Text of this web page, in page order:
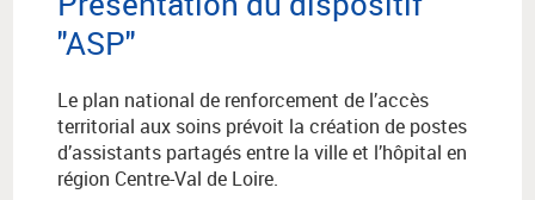
"ASP"
Le plan national de renforcement de l’accès
territorial aux soins prévoit la création de postes
d’assistants partagés entre la ville et l’hôpital en
région Centre-Val de Loire.